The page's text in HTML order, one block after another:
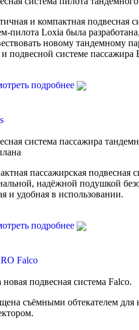
и компактная подвесная
пилота Loxia была
новому тандемному
и подвесной системе пассажира
подробнее
система пассажира
пассажирская подвесная
надёжной подушкой
и удобная в использовании.
подробнее
Falco
подвесная система Falco.
съёмными обтекателем для